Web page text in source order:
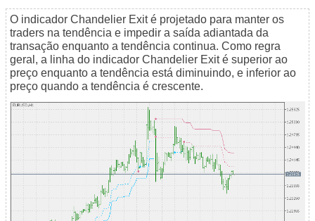
O indicador Chandelier Exit é projetado para manter os
traders na tendência e impedir a saída adiantada da
transação enquanto a tendência continua. Como regra
geral, a linha do indicador Chandelier Exit é superior ao
preço enquanto a tendência está diminuindo, e inferior ao
preço quando a tendência é crescente.